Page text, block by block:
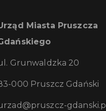
Miasta Pruszcza
Grunwaldzka 20
000 Pruszcz Gdański
gdanski.pl